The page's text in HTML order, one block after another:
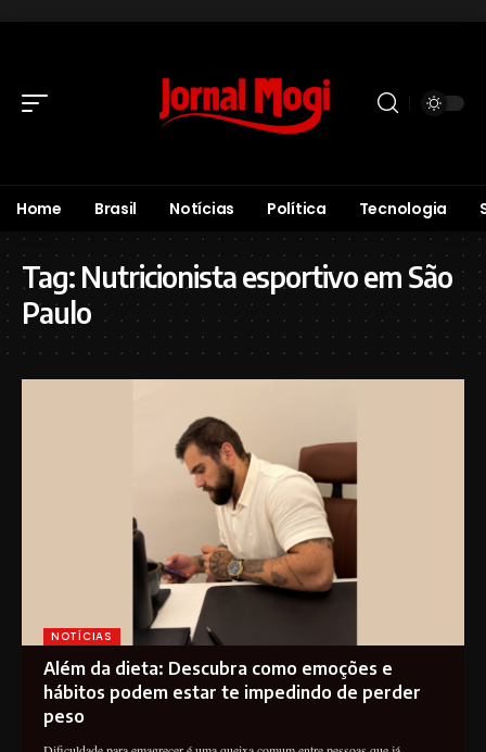
Home Brasil Notícias Política Tecnologia
Tag: Nutricionista esportivo em São
Paulo
NOTÍCIAS
Além da dieta: Descubra como emoções e
hábitos podem estar te impedindo de perder
peso